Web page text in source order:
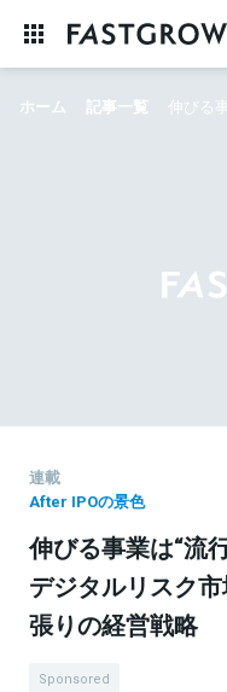
ホーム 記事一覧
連載
After IPOの景色
伸びる事業は“流
デジタルリスク
張りの経営戦略
Sponsored